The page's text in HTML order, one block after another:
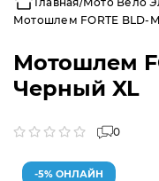
Мотошлем FORTE BLD-
Мотошлем
Черный XL
0
-5% ОНЛАЙН